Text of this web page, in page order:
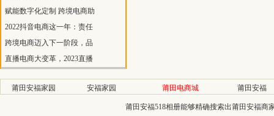
赋能数字化定制 跨境电商助
2022抖音电商这一年：责任
跨境电商迈入下一阶段，品
直播电商大变革，2023直播
莆田安福家园 安福家园 莆田电商城 莆田安福
莆田安福518相册能够精确搜索出莆田安福商